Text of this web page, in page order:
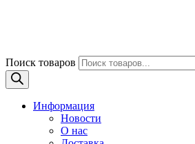
Поиск товаров
Информация
Новости
О нас